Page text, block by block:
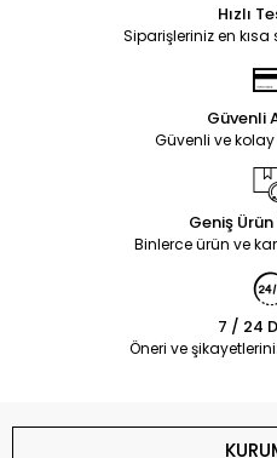
Hızlı
Siparişleriniz en kısa
Güvenli
Güvenli ve
Geniş
Binlerce ürün ve
7 / 24
Öneri ve